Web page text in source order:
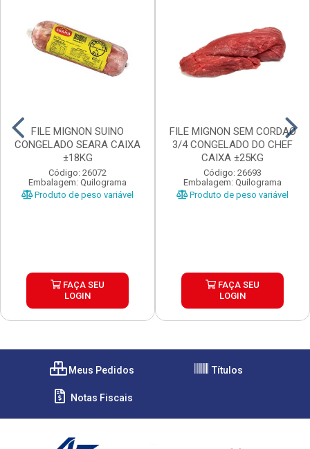
FILE MIGNON SUINO
CONGELADO SEARA CAIXA
±18KG
Código: 26072
Embalagem: Quilograma
Produto de peso variável
FAÇA SEU
LOGIN
FILE MIGNON SEM CORDAO
3/4 CONGELADO DO CHEF
CAIXA ±25KG
Código: 26693
Embalagem: Quilograma
Produto de peso variável
FAÇA SEU
LOGIN
Meus Pedidos Títulos
Notas Fiscais